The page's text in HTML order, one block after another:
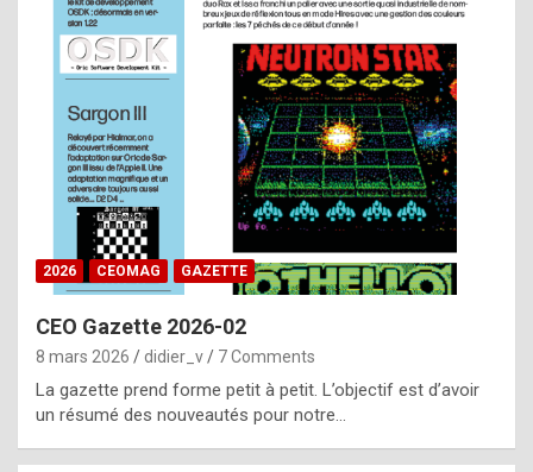
o
m
m
a
y
b
e
b
y
g
e
n
u
2026 CEOMAG GAZETTE
CEO Gazette 2026-02
8 mars 2026 didier_v 7 Comments
La gazette prend forme petit à petit. L’objectif est d’avoir
un résumé des nouveautés pour notre…